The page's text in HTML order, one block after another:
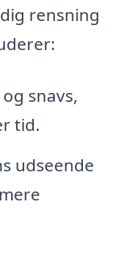
rensning
snavs,
tid.
udseende